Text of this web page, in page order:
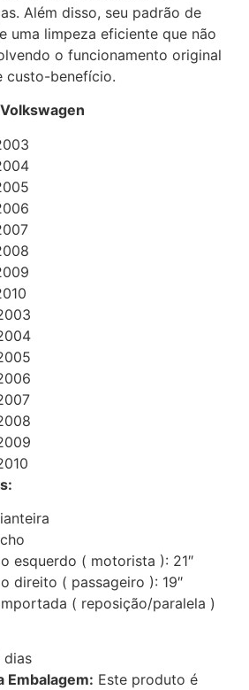
Além disso, seu padrão de
uma limpeza eficiente que não
o funcionamento original
custo-benefício.
esquerdo ( motorista ): 21″
direito ( passageiro ): 19″
( reposição/paralela )
dias
Embalagem: Este produto é